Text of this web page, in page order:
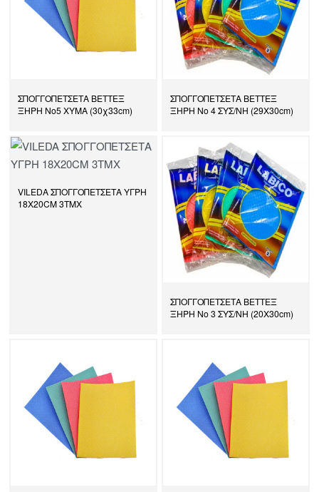
ΣΠΟΓΓΟΠΕΤΣΕΤΑ ΒΕΤΤΕΞ
ΞΗΡΗ Νο5 ΧΥΜΑ (30χ33cm)
ΣΠΟΓΓΟΠΕΤΣΕΤΑ ΒΕΤΤΕΞ
ΞΗΡΗ Νο 4 ΣΥΣ/ΝΗ (29Χ30cm)
VILEDA ΣΠΟΓΓΟΠΕΤΣΕΤΑ ΥΓΡΗ
18X20CM 3ΤΜΧ
ΣΠΟΓΓΟΠΕΤΣΕΤΑ ΒΕΤΤΕΞ
ΞΗΡΗ Νο 3 ΣΥΣ/ΝΗ (20Χ30cm)